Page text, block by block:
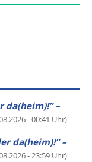
da(heim)!” –
- 00:41 Uhr)
da(heim)!” –
- 23:59 Uhr)